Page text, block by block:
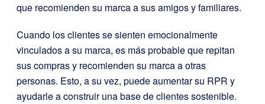
que recomienden su marca a sus amigos y familiares.
Cuando los clientes se sienten emocionalmente
vinculados a su marca, es más probable que repitan
sus compras y recomienden su marca a otras
personas. Esto, a su vez, puede aumentar su RPR y
ayudarle a construir una base de clientes sostenible.